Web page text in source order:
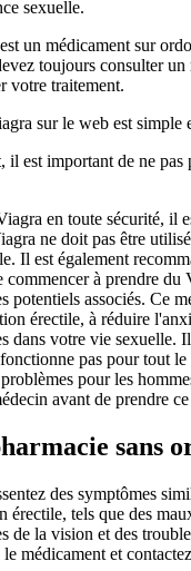
sexuelle.
un médicament sur
toujours consulter un
votre traitement.
sur le web est simple
il est important de ne pas
en toute sécurité, il
ne doit pas être
Il est également
commencer à prendre du
potentiels associés. Ce
érectile, à réduire
dans votre vie sexuelle.
pas pour tout
pour les
avant de prendre
sans
des symptômes
érectile, tels que des
de la vision et des
le médicament et